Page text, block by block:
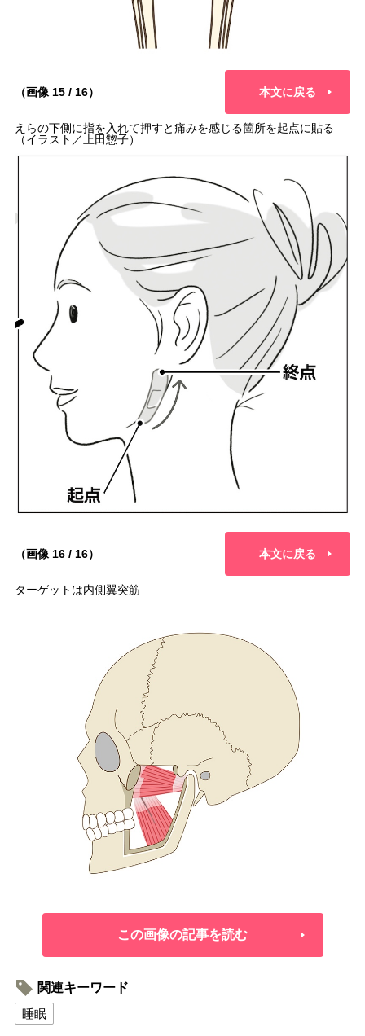
（画像 15 / 16） 本文に戻る
えらの下側に指を入れて押すと痛みを感じる箇所を起点に貼る
（イラスト／上田惣子）
（画像 16 / 16） 本文に戻る
ターゲットは内側翼突筋
この画像の記事を読む
関連キーワード
睡眠